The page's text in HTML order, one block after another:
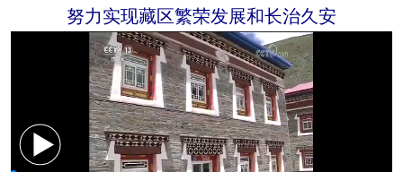
努力实现藏区繁荣发展和长治久安